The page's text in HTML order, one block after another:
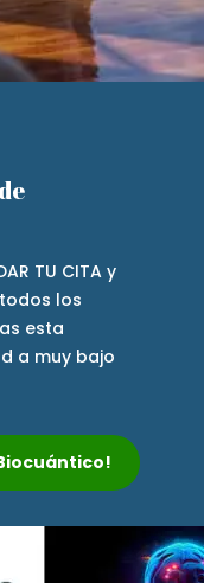
TU CITA y
todos los
esta
a muy bajo